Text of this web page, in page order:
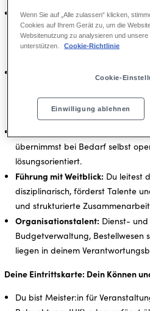
Technische Verantwortung:Du
Instandhaltung und
abteilungsbezogenen
abteilungsspezifischen
sicher.
übernimmst bei Bedarf selbst
lösungsorientiert.
Führung mit Weitblick: Du leitest
disziplinarisch, förderst Talente
und strukturierte
Organisationstalent: Dienst-
Budgetverwaltung, Bestellwesen
liegen in deinem
Deine Eintrittskarte: Dein Können
Du bist Meister:in für
Wenn Sie auf „Alle zulassen“ klicken,
Cookies auf Ihrem Gerät zu, um die
Websitenutzung zu analysieren und
unterstützen.
Cookie-Richtlinie
Cookie-
Einwilligung ablehnen